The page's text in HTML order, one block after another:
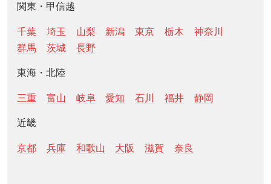
関東・甲信越
千葉 埼玉 山梨 新潟 東京 栃木
神奈川
群馬
茨城 長野
東海・北陸
三重 富山 岐阜 愛知 石川 福井 静岡
近畿
京都 兵庫 和歌山 大阪 滋賀 奈良